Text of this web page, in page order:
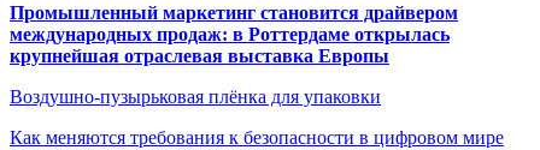
Промышленный маркетинг становится драйвером
международных продаж: в Роттердаме открылась
крупнейшая отраслевая выставка Европы
Воздушно-пузырьковая плёнка для упаковки
Как меняются требования к безопасности в цифровом мире